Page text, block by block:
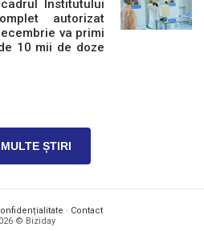
Institutului
autorizat
va primi
10 mii de doze
ȘTIRI
· Contact
© Biziday